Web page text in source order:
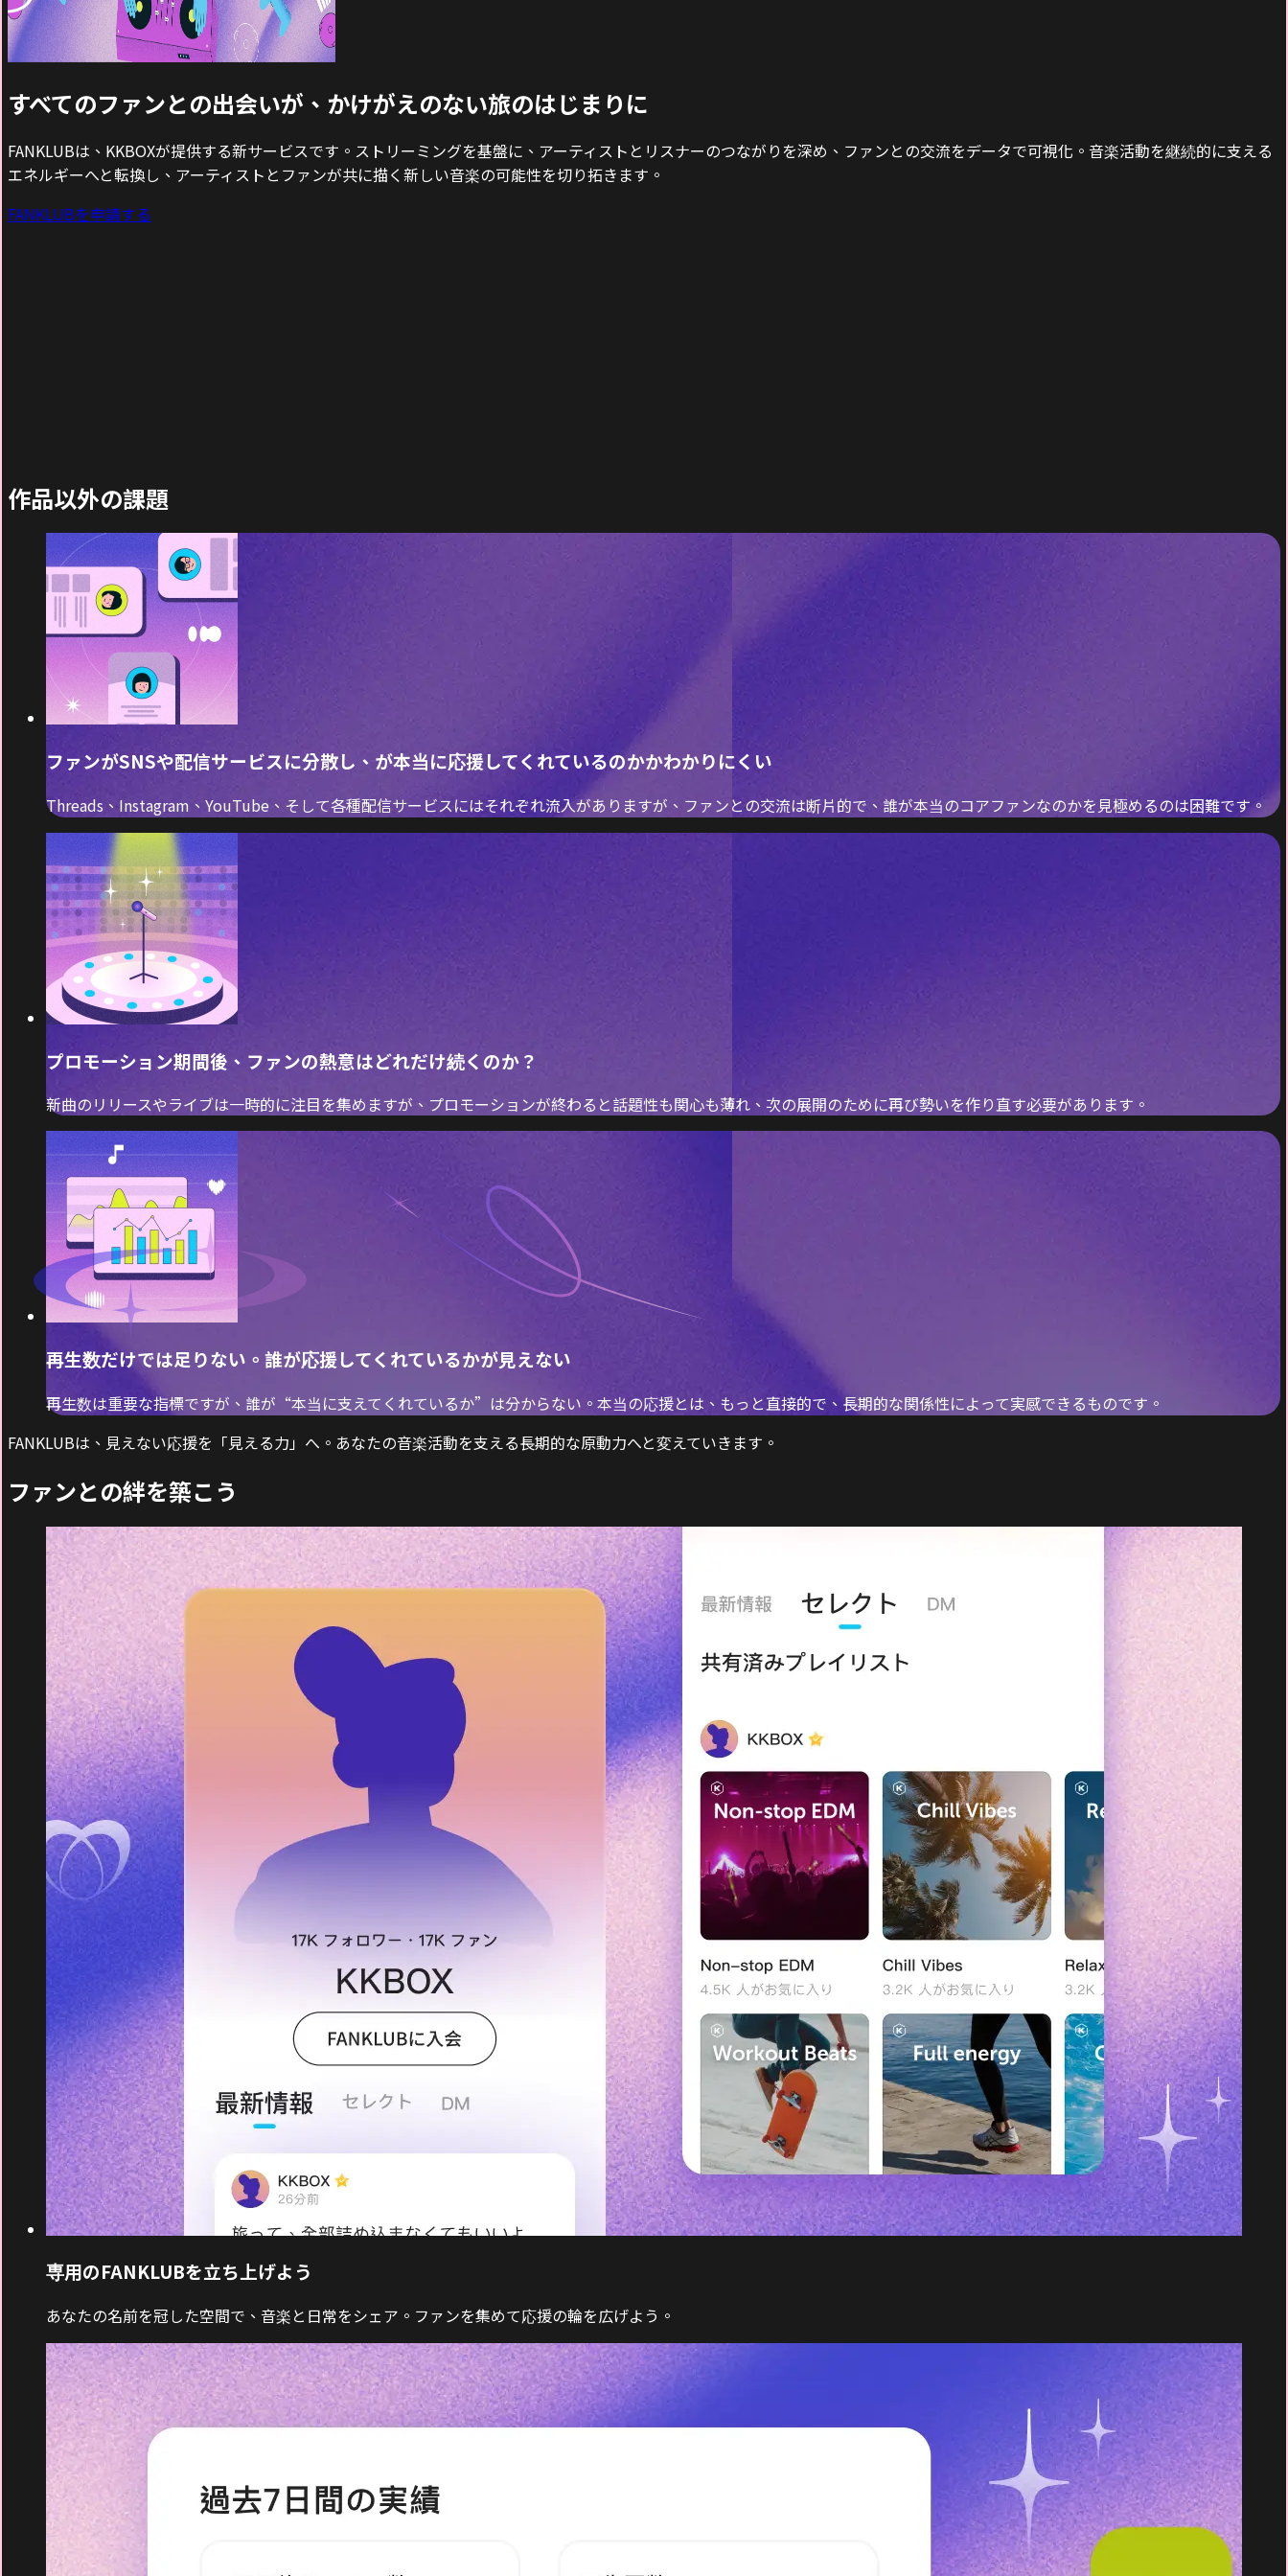
すべてのファンとの出会いが、かけがえのない旅のはじまりに
FANKLUBは、KKBOXが提供する新サービスです。ストリーミングを基盤に、アーティストとリスナーのつながりを深め、ファンとの交流をデータで可視化。音楽活動を継続的に支える
エネルギーへと転換し、アーティストとファンが共に描く新しい音楽の可能性を切り拓きます。
FANKLUBを申請する
作品以外の課題
ファンがSNSや配信サービスに分散し、が本当に応援してくれているのかかわかりにくい
Threads、Instagram、YouTube、そして各種配信サービスにはそれぞれ流入がありますが、ファンとの交流は断片的で、誰が本当のコアファンなのかを見極めるのは困難です。
プロモーション期間後、ファンの熱意はどれだけ続くのか？
新曲のリリースやライブは一時的に注目を集めますが、プロモーションが終わると話題性も関心も薄れ、次の展開のために再び勢いを作り直す必要があります。
再生数だけでは足りない。誰が応援してくれているかが見えない
再生数は重要な指標ですが、誰が“本当に支えてくれているか”は分からない。本当の応援とは、もっと直接的で、長期的な関係性によって実感できるものです。
FANKLUBは、見えない応援を「見える力」へ。あなたの音楽活動を支える長期的な原動力へと変えていきます。
ファンとの絆を築こう
専用のFANKLUBを立ち上げよう
あなたの名前を冠した空間で、音楽と日常をシェア。ファンを集めて応援の輪を広げよう。